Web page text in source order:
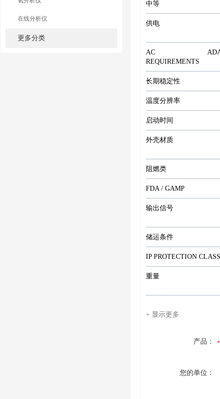
在线分析仪
更多分类
中等
供电
AC
REQUIREMENTS
长期稳定性
温度分辨率
启动时间
外壳材质
阻燃类
FDA / GAMP
输出信号
储运条件
IP PROTECTION CLASS
重量
+ 显示更多
产品：
您的单位：